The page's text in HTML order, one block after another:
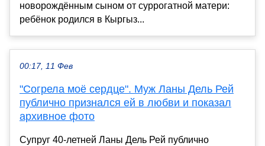
новорождённым сыном от суррогатной матери:
ребёнок родился в Кыргыз...
00:17, 11 Фев
"Согрела моё сердце". Муж Ланы Дель Рей
публично признался ей в любви и показал
архивное фото
Супруг 40-летней Ланы Дель Рей публично